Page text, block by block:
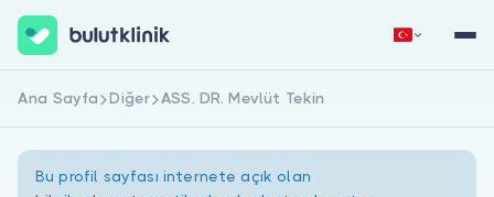
Hemen Kaydol
Ana Sayfa Diğer ASS. DR. Mevlüt Tekin
Bu profil sayfası internete açık olan